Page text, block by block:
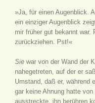
»Ja, für einen Augenblick.
ein einziger Augenblick
mir früher gut bekannt war.
zurückziehen. Pst!«
Sie war von der Wand der
nahegetreten, auf der er
Umstand, daß er, während
gar keine Ahnung hatte
ausstreckte, ihn berühren